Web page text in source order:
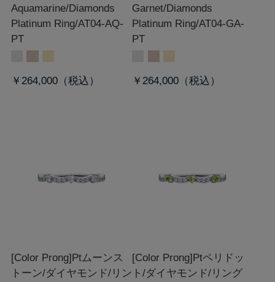
Aquamarine/Diamonds
Platinum Ring/AT04-AQ-
PT
￥264,000
Garnet/Diamonds
Platinum Ring/AT04-GA-
PT
￥264,000
[Color Prong]Ptムーンス
トーン/ダイヤモンド/リン
[Color Prong]Ptペリドッ
ト/ダイヤモンド/リング